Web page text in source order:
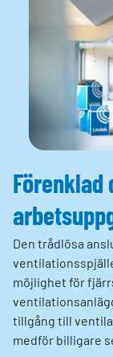
Den trådlösa
möjlighet för
tillgång till
medför billigare